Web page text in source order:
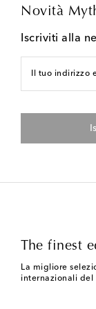
Novità
Iscriviti alla
Il tuo indirizzo
The finest
La migliore
internazionali del